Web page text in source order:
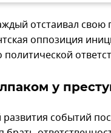
отстаивал
оппозиция
политической
у
событий